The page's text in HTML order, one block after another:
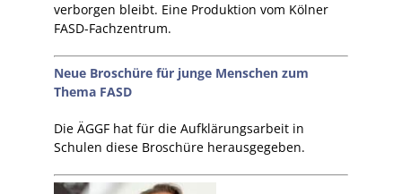
verborgen bleibt. Eine Produktion vom Kölner
FASD-Fachzentrum.
Neue Broschüre für junge Menschen zum
Thema FASD
Die ÄGGF hat für die Aufklärungsarbeit in
Schulen diese Broschüre herausgegeben.